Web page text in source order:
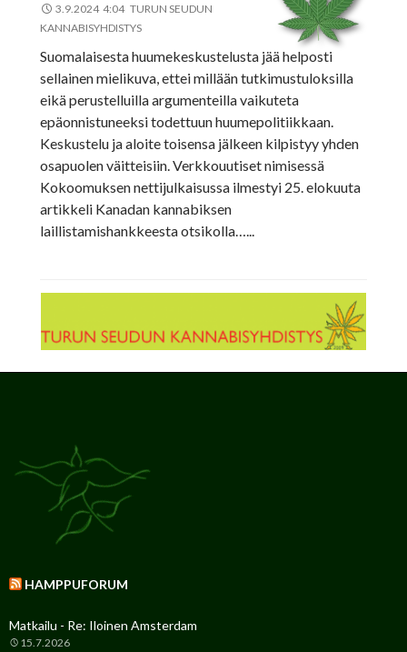
3.9.2024 4:04 TURUN SEUDUN
KANNABISYHDISTYS
Suomalaisesta huumekeskustelusta jää helposti
sellainen mielikuva, ettei millään tutkimustuloksilla
eikä perustelluilla argumenteilla vaikuteta
epäonnistuneeksi todettuun huumepolitiikkaan.
Keskustelu ja aloite toisensa jälkeen kilpistyy yhden
osapuolen väitteisiin. Verkkouutiset nimisessä
Kokoomuksen nettijulkaisussa ilmestyi 25. elokuuta
artikkeli Kanadan kannabiksen
laillistamishankkeesta otsikolla…...
HAMPPUFORUM
Matkailu - Re: Iloinen Amsterdam
15.7.2026